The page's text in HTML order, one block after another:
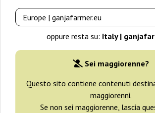
oppure resta su: Italy |
Sei maggiorenne?
Questo sito contiene contenuti
maggiorenni.
Se non sei maggiorenne, lascia